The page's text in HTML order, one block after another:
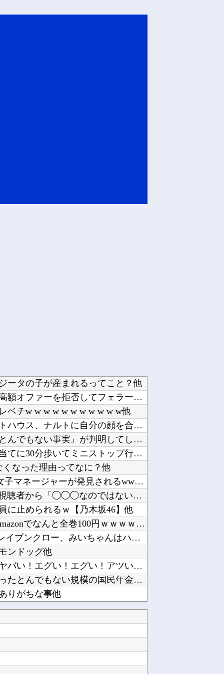
ータの子が産まれるってこと？他
ベアマンがアストンマーチンからの高額オファーを拒否してフェラーリ（FDA）との契約を延長と...
ベチw w w w w w w w w w w他
【ワロタ】トランプ大統領とホワイトハウス、ナルトに自分の顔を合成して投稿 日本政府が苦言「...
【衝撃】イオンモール爆発事故、『とんでもない事実』が判明してしまう・・・・・・他
【ラブライブ！】虹ヶ咲のコラボ目当てに30分歩いてミニストップ行った結果他
なった理由ってなに？他
【画像】∧∨の設定みたいな野球部女子マネージャーが発見されるwwwwww他
アニメ「ヤニねこ」、BPOで議論 視聴者から「◯◯◯なのではないか」との批判が寄せられる他
に止められるｗ【乃木坂46】他
【朗報】大人気漫画「GANTZ」がAmazonでなんと全巻100円ｗｗｗｗｗｗ他
【悲報】みい山作者「山田≒自分はレイブンクロー、みいちゃんはハッフルパフ(特殊学級)」他
ンドッグ他
連れ打ちしてるクソガキ「ヤバい！ヤバい！エグい！エグい！アツい！アツい！」←語彙力無さすぎ...
韓国人「韓国が韓国株式の暴落で失ったとんでもない規模の国民年金の金額がこちら…」→「韓国の...
りがちな事他
【動画】サッカーの試合中の落雷で選手1人が死亡、12人が負傷した事故。他
消費減税で起きる損得に世界が騒然！←「不公平だろ」（海外の反応）他
ルえぐくね？超名作だぞ他
【悲報】「強いおっさんキャラ（年齢40～50代）」はよくいるけど「強いおばさん」はいない…...
【悲報】タブレットのバッテリーが膨らんで画面が剥がれてきたんやが他